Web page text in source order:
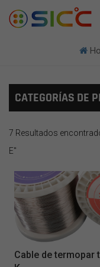
CATEGORÍAS DE
7 Resultados
E"
Cable de termopar